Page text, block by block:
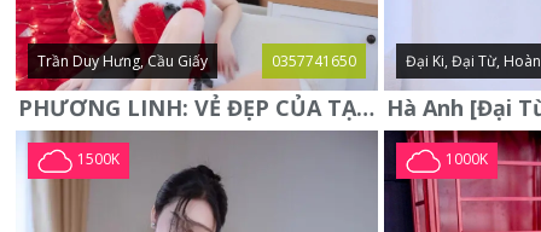
Trần Duy Hưng, Cầu Giấy 0357741650
PHƯƠNG LINH: VẺ ĐẸP CỦA TẠO HÓA, XINH ĐẸP, SEXY, QUYỄN RŨ
Đại Ki, Đại Từ,
1500K 1000K